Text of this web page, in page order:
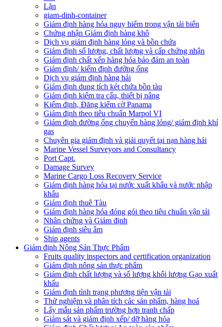
Lặn
giam-dinh-container
Giám định hàng hóa nguy hiểm trong vận tải biển
Chứng nhận Giám định hàng khô
Dịch vụ giám định hàng lỏng và bồn chứa
Giám định số lượng, chất lượng và cấp chứng nhận
Giám định chất xếp hàng hóa bảo đảm an toàn
Giám định/ kiểm định đường ống
Dịch vụ giám định hàng hải
Giám định dung tích két chứa bồn tàu
Giám định kiểm tra cẩu, thiết bị nâng
Kiểm định, Đăng kiểm cờ Panama
Giám định theo tiêu chuẩn Marpol VI
Giám định đường ống chuyển hàng lỏng/ giám định khí
gas
Chuyên gia giám định và giải quyết tại nạn hàng hải
Marine Vessel Surveyors and Consultancy
Port Capt.
Damage Survey
Marine Cargo Loss Recovery Service
Giám định hàng hóa tại nước xuất khẩu và nước nhập
khẩu
Giám định thuê Tàu
Giám định hàng hóa đóng gói theo tiêu chuẩn vận tải
Nhân chứng và Giám định
Giám định siêu âm
Ship agents
Giám định Nông Sản Thực Phẩm
Fruits quality inspectors and certification organization
Giám định nông sản thực phẩm
Giám định chất lượng và số lượng khối lượng Gạo xuất
khẩu
Giám định tình trạng phương tiện vận tải
Thử nghiệm và phân tích các sản phẩm, hàng hoá
Lấy mẫu sản phẩm trường hợp tranh chấp
Giám sát và giám định xếp/ dỡ hàng hóa